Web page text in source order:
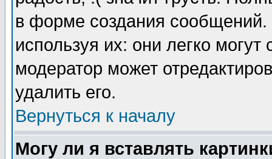
в форме создания сообщений.
используя их: они легко
модератор может
удалить его.
Вернуться к началу
Могу ли я вставлять